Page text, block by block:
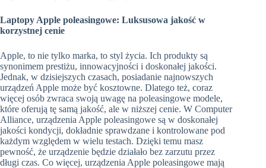
Laptopy Apple poleasingowe: Luksusowa jakość w
korzystnej cenie
Apple, to nie tylko marka, to styl życia. Ich produkty są
synonimem prestiżu, innowacyjności i doskonałej jakości.
Jednak, w dzisiejszych czasach, posiadanie najnowszych
urządzeń Apple może być kosztowne. Dlatego też, coraz
więcej osób zwraca swoją uwagę na poleasingowe modele,
które oferują tę samą jakość, ale w niższej cenie. W Computer
Alliance, urządzenia Apple poleasingowe są w doskonałej
jakości kondycji, dokładnie sprawdzane i kontrolowane pod
każdym względem w wielu testach. Dzięki temu masz
pewność, że urządzenie będzie działało bez zarzutu przez
długi czas. Co więcej, urządzenia Apple poleasingowe mają